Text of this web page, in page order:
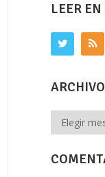
LEER
Archivos